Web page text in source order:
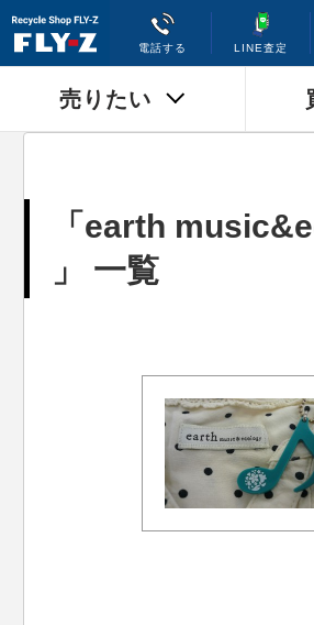
電話する LINE査定
売りたい
「earth
」 一覧